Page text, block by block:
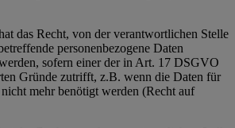
das Recht, von der verantwortlichen Stelle
personenbezogene Daten
sofern einer der in Art. 17 DSGVO
Gründe zutrifft, z.B. wenn die Daten für
mehr benötigt werden (Recht auf